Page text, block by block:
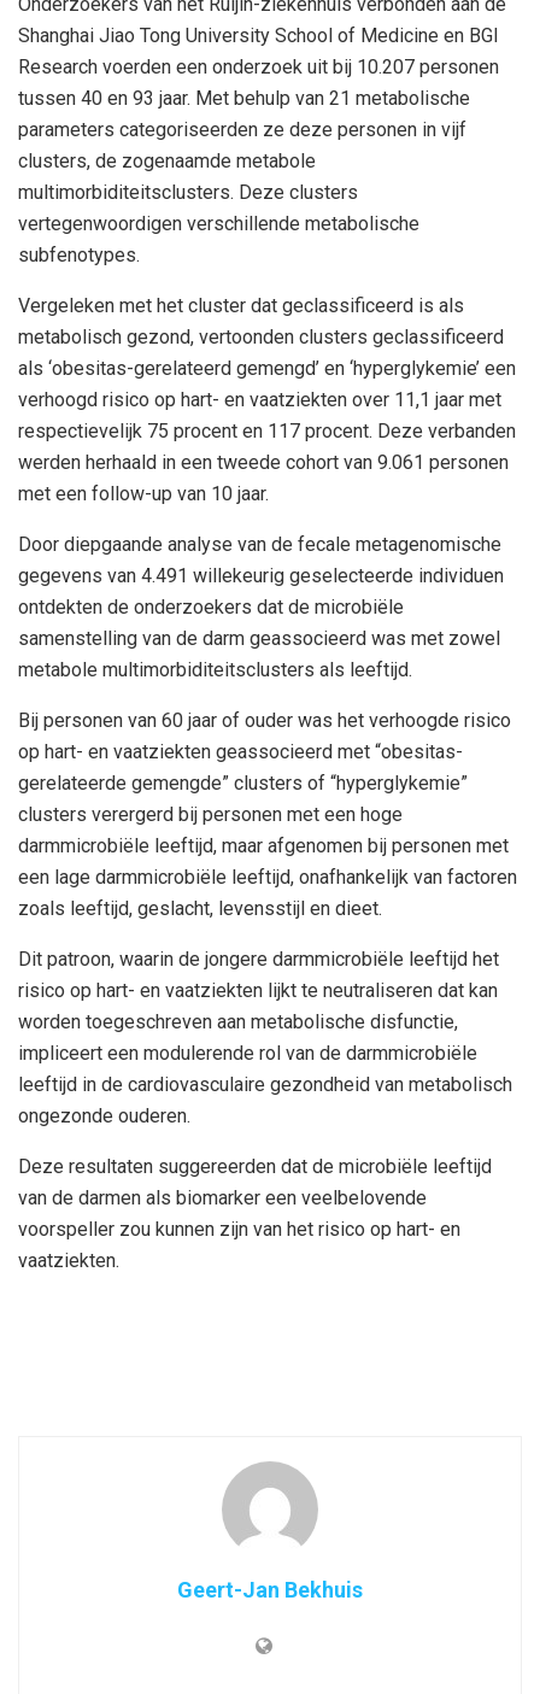
Shanghai Jiao Tong University School of Medicine en BGI
Research voerden een onderzoek uit bij 10.207 personen
tussen 40 en 93 jaar. Met behulp van 21 metabolische
parameters categoriseerden ze deze personen in vijf
clusters, de zogenaamde metabole
multimorbiditeitsclusters. Deze clusters
vertegenwoordigen verschillende metabolische
subfenotypes.
Vergeleken met het cluster dat geclassificeerd is als
metabolisch gezond, vertoonden clusters geclassificeerd
als ‘obesitas-gerelateerd gemengd’ en ‘hyperglykemie’ een
verhoogd risico op hart- en vaatziekten over 11,1 jaar met
respectievelijk 75 procent en 117 procent. Deze verbanden
werden herhaald in een tweede cohort van 9.061 personen
met een follow-up van 10 jaar.
Door diepgaande analyse van de fecale metagenomische
gegevens van 4.491 willekeurig geselecteerde individuen
ontdekten de onderzoekers dat de microbiële
samenstelling van de darm geassocieerd was met zowel
metabole multimorbiditeitsclusters als leeftijd.
Bij personen van 60 jaar of ouder was het verhoogde risico
op hart- en vaatziekten geassocieerd met “obesitas-
gerelateerde gemengde” clusters of “hyperglykemie”
clusters verergerd bij personen met een hoge
darmmicrobiële leeftijd, maar afgenomen bij personen met
een lage darmmicrobiële leeftijd, onafhankelijk van factoren
zoals leeftijd, geslacht, levensstijl en dieet.
Dit patroon, waarin de jongere darmmicrobiële leeftijd het
risico op hart- en vaatziekten lijkt te neutraliseren dat kan
worden toegeschreven aan metabolische disfunctie,
impliceert een modulerende rol van de darmmicrobiële
leeftijd in de cardiovasculaire gezondheid van metabolisch
ongezonde ouderen.
Deze resultaten suggereerden dat de microbiële leeftijd
van de darmen als biomarker een veelbelovende
voorspeller zou kunnen zijn van het risico op hart- en
vaatziekten.
Geert-Jan Bekhuis